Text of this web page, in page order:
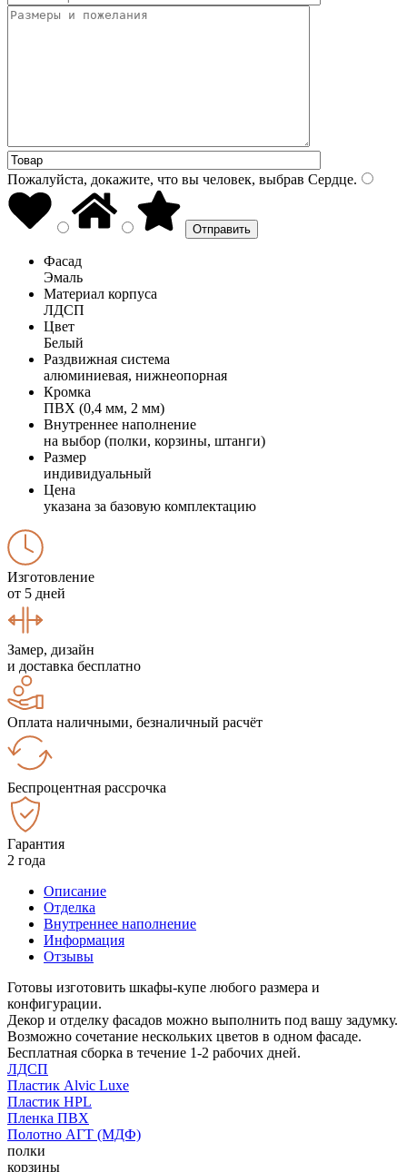
Пожалуйста, докажите, что вы человек, выбрав Сердце.
Фасад
Эмаль
Материал корпуса
ЛДСП
Цвет
Белый
Раздвижная система
алюминиевая, нижнеопорная
Кромка
ПВХ (0,4 мм, 2 мм)
Внутреннее наполнение
на выбор (полки, корзины, штанги)
Размер
индивидуальный
Цена
указана за базовую комплектацию
Изготовление
от 5 дней
Замер, дизайн
и доставка бесплатно
Оплата наличными, безналичный расчёт
Беспроцентная рассрочка
Гарантия
2 года
Описание
Отделка
Внутреннее наполнение
Информация
Отзывы
Готовы изготовить шкафы-купе любого размера и
конфигурации.
Декор и отделку фасадов можно выполнить под вашу задумку.
Возможно сочетание нескольких цветов в одном фасаде.
Бесплатная сборка в течение 1-2 рабочих дней.
ЛДСП
Пластик Alvic Luxe
Пластик HPL
Пленка ПВХ
Полотно АГТ (МДФ)
полки
корзины